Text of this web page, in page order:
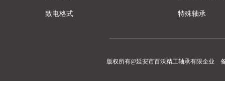
致电格式 特殊轴承
版权所有@延安市百沃精工轴承有限企业